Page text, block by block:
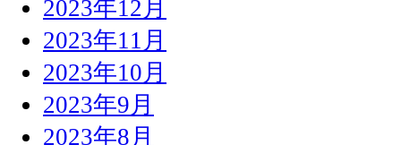
2023年12月
2023年11月
2023年10月
2023年9月
2023年8月